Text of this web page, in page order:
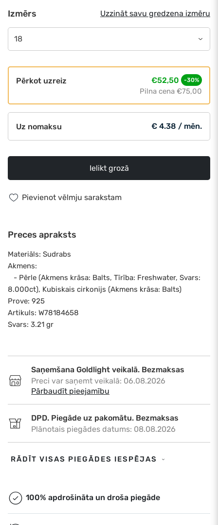
Izmērs Uzzināt savu gredzena izmēru
18
Pērkot uzreiz €52,50 -30%
Pilna cena €75,00
Uz nomaksu € 4.38 / mēn.
Ielikt grozā
Pievienot vēlmju sarakstam
Preces apraksts
Materiāls: Sudrabs
Akmens:
- Pērle (Akmens krāsa: Balts, Tīrība: Freshwater, Svars:
8.000ct), Kubiskais cirkonijs (Akmens krāsa: Balts)
Prove: 925
Artikuls: W78184658
Svars: 3.21 gr
Saņemšana Goldlight veikalā. Bezmaksas
Preci var saņemt veikalā: 06.08.2026
•
Pārbaudīt pieejamību
DPD. Piegāde uz pakomātu. Bezmaksas
Plānotais piegādes datums: 08.08.2026
DPD. Piegāde uz adresi. €6,50
Omniva. Piegāde uz pakomātu. Bezmaksas
Plānotais piegādes datums: 08.08.2026
RĀDĪT VISAS PIEGĀDES IESPĒJAS
100% apdrošināta un droša piegāde